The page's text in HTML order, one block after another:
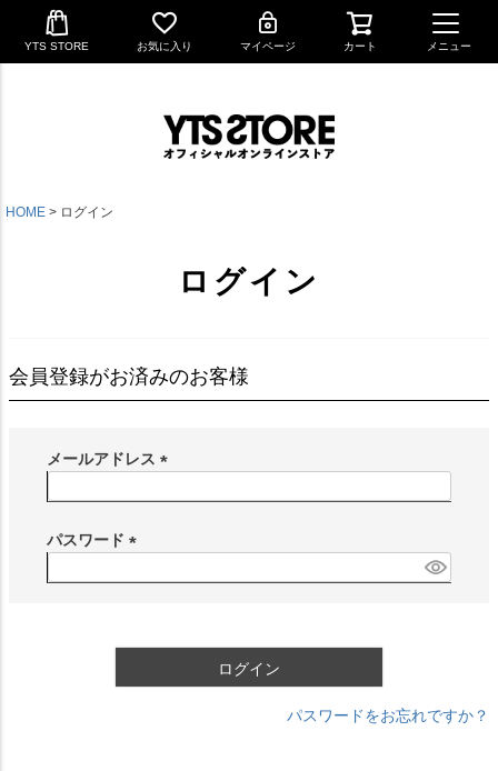
YTS STORE お気に入り マイページ カート メニュー
HOME ログイン
ログイン
会員登録がお済みのお客様
メールアドレス
)
パスワード
ログイン
パスワードをお忘れですか？